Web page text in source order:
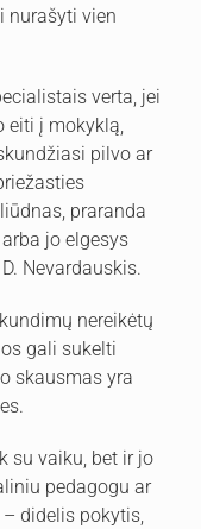
nurašyti vien
verta, jei
eiti į mokyklą,
pilvo ar
praranda
jo elgesys
Nevardauskis.
nereikėtų
gali sukelti
skausmas yra
su vaiku, bet ir jo
pedagogu ar
didelis pokytis,